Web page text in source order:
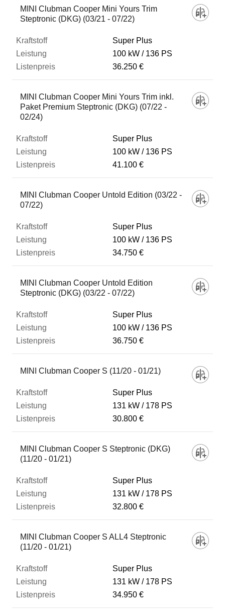
MINI Clubman Cooper Mini Yours Trim
Steptronic (DKG) (03/21 - 07/22)
Super Plus
100 kW
136 PS
36.250 €
MINI Clubman Cooper Mini Yours Trim inkl.
Paket Premium Steptronic (DKG) (07/22 -
02/24)
Super Plus
100 kW
136 PS
41.100 €
MINI Clubman Cooper Untold Edition (03/22 -
07/22)
Super Plus
100 kW
136 PS
34.750 €
MINI Clubman Cooper Untold Edition
Steptronic (DKG) (03/22 - 07/22)
Super Plus
100 kW
136 PS
36.750 €
MINI Clubman Cooper S (11/20 - 01/21)
Super Plus
131 kW
178 PS
30.800 €
MINI Clubman Cooper S Steptronic (DKG)
(11/20 - 01/21)
Super Plus
131 kW
178 PS
32.800 €
MINI Clubman Cooper S ALL4 Steptronic
(11/20 - 01/21)
Super Plus
131 kW
178 PS
34.950 €